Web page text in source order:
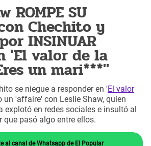
ROMPE SU
Chechito y
INSINUAR
'El valor de la
un mari***"
se niegue a responder en 'El valor
un 'affaire' con Leslie Shaw, quien
explotó en redes sociales e insultó al
pasó algo entre ellos.
al canal de Whatsapp de El Popular